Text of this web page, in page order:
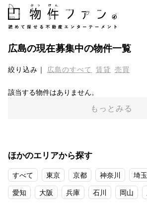
広島の現在募集中の物件一覧
絞り込み 広島のすべて 賃貸 売買
該当する物件はありません。
もっとみる
ほかのエリアから探す
すべて 東京 京都 神奈川 埼玉
愛知
大阪 兵庫 石川 岡山